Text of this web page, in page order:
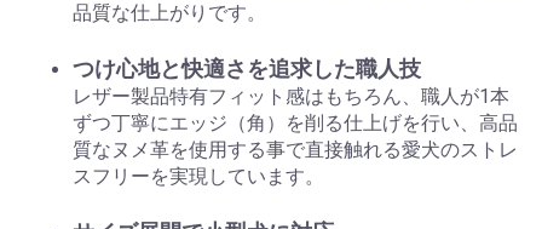
品質な仕上がりです。
つけ心地と快適さを追求した職人技
レザー製品特有フィット感はもちろん、職人が1本
ずつ丁寧にエッジ（角）を削る仕上げを行い、高品
質なヌメ革を使用する事で直接触れる愛犬のストレ
スフリーを実現しています。